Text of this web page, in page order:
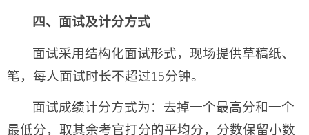
四、面试及计分方式
面试采用结构化面试形式，现场提供草稿纸、
笔，每人面试时长不超过15分钟。
面试成绩计分方式为：去掉一个最高分和一个
最低分，取其余考官打分的平均分，分数保留小数